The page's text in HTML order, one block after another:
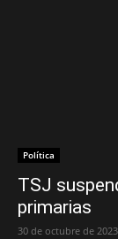
Política
TSJ
primarias
30 de octubre de 2023